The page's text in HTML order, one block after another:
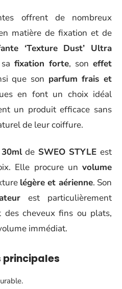
offrent de nombreux
matière de fixation et de
‘Texture Dust’ Ultra
fixation forte, son effet
que son parfum frais et
en font un choix idéal
un produit efficace sans
de leur coiffure.
de SWEO STYLE est
Elle procure un volume
légère et aérienne. Son
est particulièrement
des cheveux fins ou plats,
immédiat.